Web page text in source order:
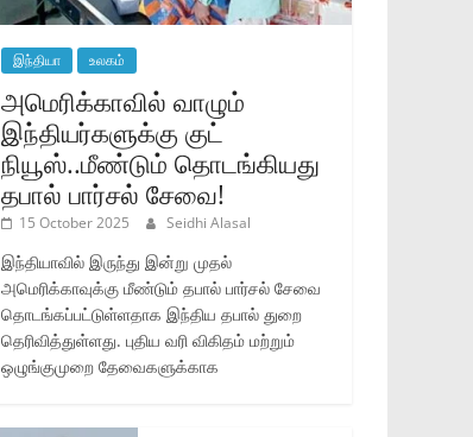
இந்தியா உலகம்
அமெரிக்காவில் வாழும்
இந்தியர்களுக்கு குட்
நியூஸ்..மீண்டும் தொடங்கியது
தபால் பார்சல் சேவை!
15 October 2025 Seidhi Alasal
இந்தியாவில் இருந்து இன்று முதல்
அமெரிக்காவுக்கு மீண்டும் தபால் பார்சல் சேவை
தொடங்கப்பட்டுள்ளதாக இந்திய தபால் துறை
தெரிவித்துள்ளது. புதிய வரி விகிதம் மற்றும்
ஒழுங்குமுறை தேவைகளுக்காக